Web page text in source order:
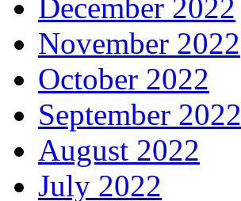
December 2022
November 2022
October 2022
September 2022
August 2022
July 2022